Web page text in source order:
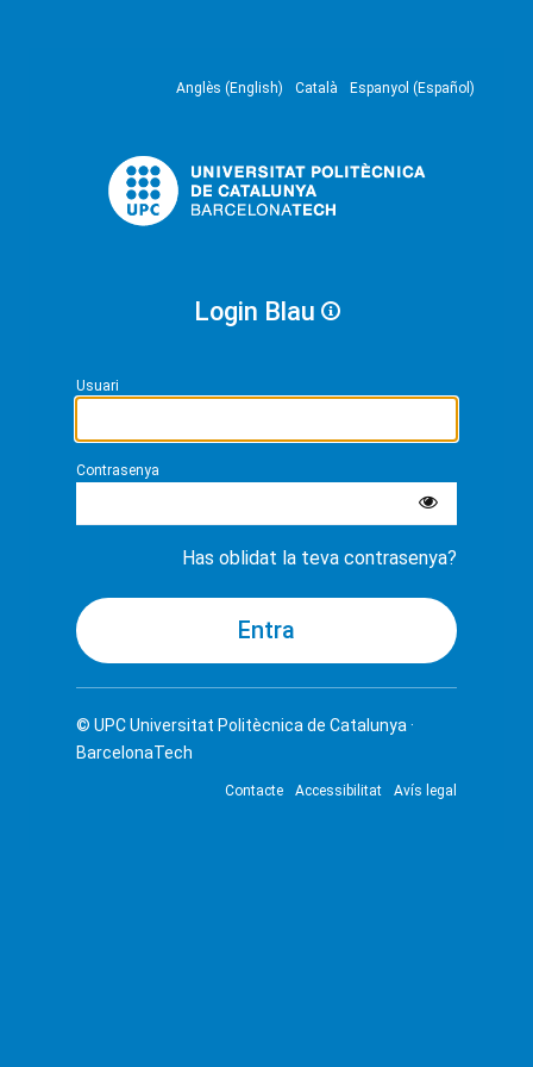
Anglès (English) Català Espanyol (Español)
Login Blau
Usuari
Contrasenya
Has oblidat la teva contrasenya?
© UPCUniversitat Politècnica de Catalunya ·
BarcelonaTech
Contacte Accessibilitat Avís legal